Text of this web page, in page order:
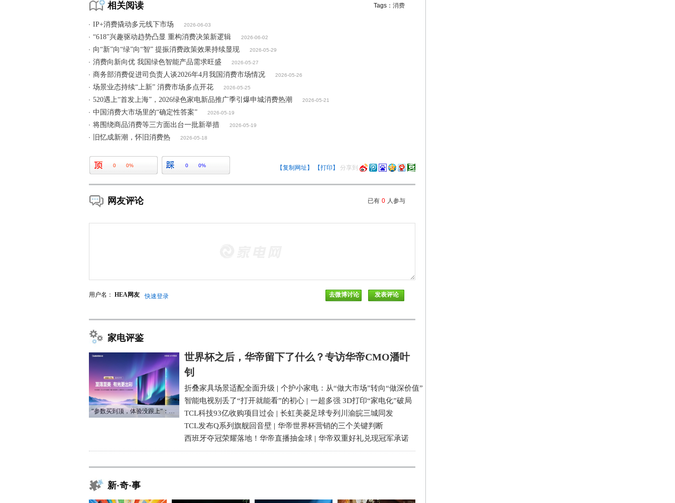
相关阅读 Tags： 消费
IP+消费撬动多元线下市场 2026-06-03
“618”兴趣驱动趋势凸显 重构消费决策新逻辑 2026-06-02
向“新”向“绿”向“智” 提振消费政策效果持续显现 2026-05-29
消费向新向优 我国绿色智能产品需求旺盛 2026-05-27
商务部消费促进司负责人谈2026年4月我国消费市场情况 2026-05-26
场景业态持续“上新” 消费市场多点开花 2026-05-25
520遇上“首发上海”，2026绿色家电新品推广季引爆申城消费热潮 2026-05-21
中国消费大市场里的“确定性答案” 2026-05-19
将围绕商品消费等三方面出台一批新举措 2026-05-19
旧忆成新潮，怀旧消费热 2026-05-18
0 0% 0 0% 【复制网址】 【打印】 分享到
已有 0 人参与
网友评论
用户名： HEA网友 快速登录
家电评鉴
“参数买到顶，体验没跟上“：长虹追光Q70S给高端电视打了个样
世界杯之后，华帝留下了什么？专访华帝CMO潘叶
钊
折叠家具场景适配全面升级 | 个护小家电：从“做大市场”转向“做深价值”
智能电视别丢了“打开就能看”的初心 | 一超多强 3D打印“家电化”破局
TCL科技93亿收购项目过会 | 长虹美菱足球专列川渝皖三城同发
TCL发布Q系列旗舰回音壁 | 华帝世界杯营销的三个关键判断
西班牙夺冠荣耀落地！华帝直播抽金球 | 华帝双重好礼兑现冠军承诺
新·奇·事